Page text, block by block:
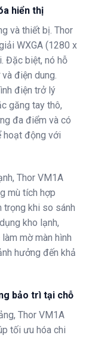
hiển thị
và thiết bị. Thor
WXGA (1280 x
Đặc biệt, nó hỗ
điện dung.
điện trở lý
găng tay thô,
đa điểm và có
hoạt động với
Thor VM1A
mù tích hợp
trọng khi so sánh
kho lạnh,
mờ màn hình
hưởng đến khả
bảo trì tại chỗ
Thor VM1A
tối ưu hóa chi